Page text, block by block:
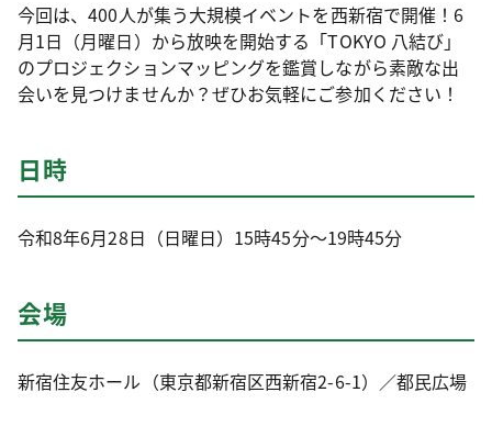
今回は、400人が集う大規模イベントを西新宿で開催！6
月1日（月曜日）から放映を開始する「TOKYO 八結び」
のプロジェクションマッピングを鑑賞しながら素敵な出
会いを見つけませんか？ぜひお気軽にご参加ください！
日時
令和8年6月28日（日曜日）15時45分～19時45分
会場
新宿住友ホール（東京都新宿区西新宿2-6-1）／都民広場